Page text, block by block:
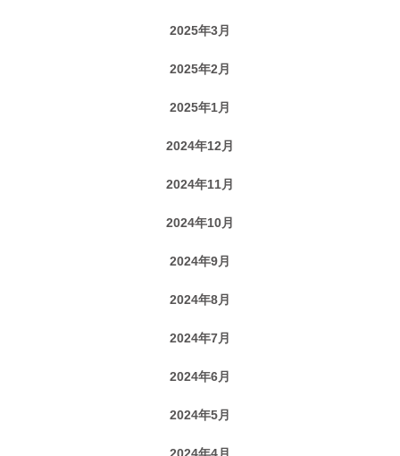
2025年3月
2025年2月
2025年1月
2024年12月
2024年11月
2024年10月
2024年9月
2024年8月
2024年7月
2024年6月
2024年5月
2024年4月